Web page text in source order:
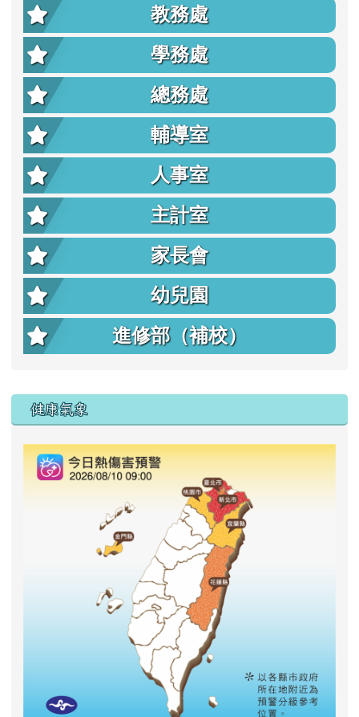
教務處
學務處
總務處
輔導室
人事室
主計室
家長會
幼兒園
進修部（補校）
右邊區域內容
健康氣象